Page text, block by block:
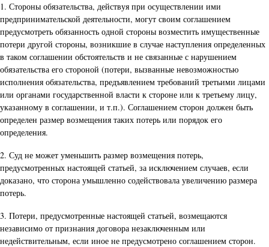
1. Стороны обязательства, действуя при осуществлении ими
предпринимательской деятельности, могут своим соглашением
предусмотреть обязанность одной стороны возместить имущественные
потери другой стороны, возникшие в случае наступления определенных
в таком соглашении обстоятельств и не связанные с нарушением
обязательства его стороной (потери, вызванные невозможностью
исполнения обязательства, предъявлением требований третьими лицами
или органами государственной власти к стороне или к третьему лицу,
указанному в соглашении, и т.п.). Соглашением сторон должен быть
определен размер возмещения таких потерь или порядок его
определения.
2. Суд не может уменьшить размер возмещения потерь,
предусмотренных настоящей статьей, за исключением случаев, если
доказано, что сторона умышленно содействовала увеличению размера
потерь.
3. Потери, предусмотренные настоящей статьей, возмещаются
независимо от признания договора незаключенным или
недействительным, если иное не предусмотрено соглашением сторон.